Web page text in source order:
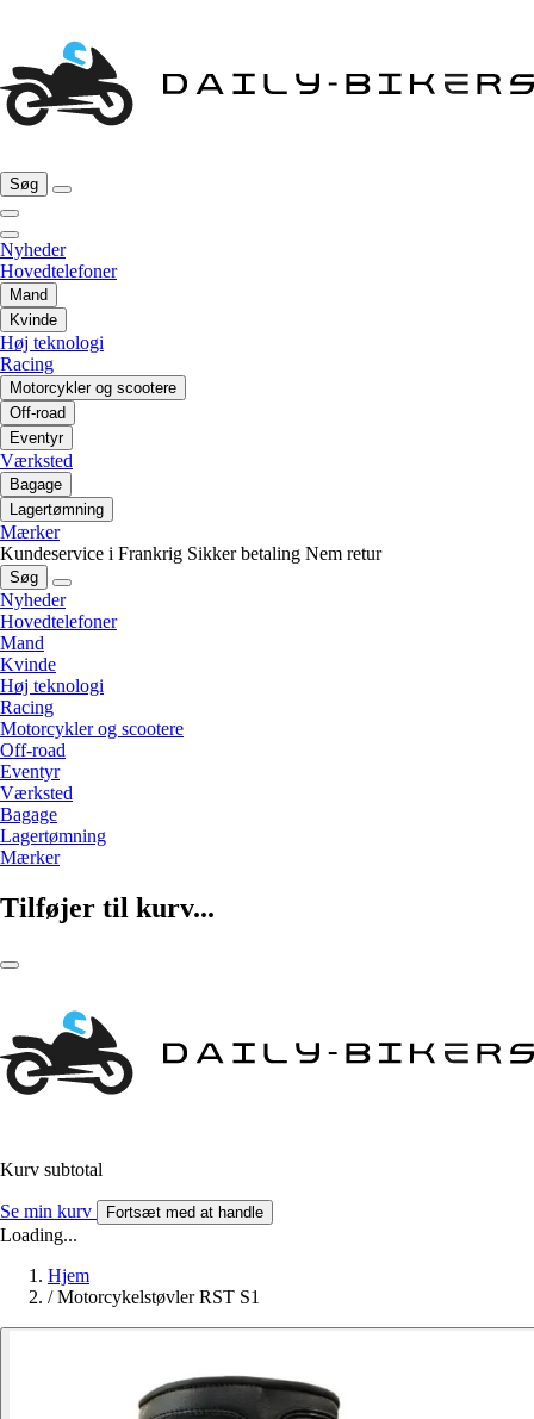
Søg
Nyheder
Hovedtelefoner
Mand
Kvinde
Høj teknologi
Racing
Motorcykler og scootere
Off-road
Eventyr
Værksted
Bagage
Lagertømning
Mærker
Kundeservice i Frankrig Sikker betaling Nem retur
Søg
Nyheder
Hovedtelefoner
Mand
Kvinde
Høj teknologi
Racing
Motorcykler og scootere
Off-road
Eventyr
Værksted
Bagage
Lagertømning
Mærker
Tilføjer til kurv...
Kurv subtotal
Se min kurv Fortsæt med at handle
Loading...
Hjem
/ Motorcykelstøvler RST S1